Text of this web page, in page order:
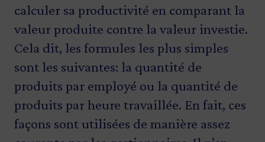
calculer sa productivité en comparant la
valeur produite contre la valeur investie.
Cela dit, les formules les plus simples
sont les suivantes: la quantité de
produits par employé ou la quantité de
produits par heure travaillée. En fait, ces
façons sont utilisées de manière assez